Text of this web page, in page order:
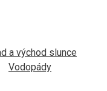
a východ slunce
Vodopády